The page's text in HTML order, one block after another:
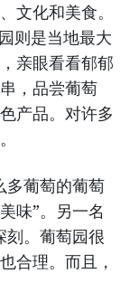
文化和美食。
则是当地最大
亲眼看看郁郁
，品尝葡萄
产品。对许多
多葡萄的葡萄
味”。另一名
刻。葡萄园很
合理。而且，